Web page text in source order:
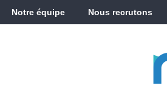
Notre équipe Nous recrutons